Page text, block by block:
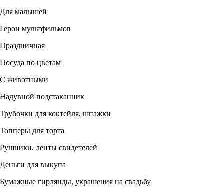
Для малышей
Герои мультфильмов
Праздничная
Посуда по цветам
С животными
Надувной подстаканник
Трубочки для коктейля, шпажки
Топперы для торта
Рушники, ленты свидетелей
Деньги для выкупа
Бумажные гирлянды, украшения на свадьбу